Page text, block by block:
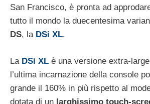
San Francisco, è pronta ad
tutto il mondo la duecentesima
DS, la DSi XL.
La DSi XL è una versione extra-
l’ultima incarnazione della console
grande il 160% in più rispetto al
dotata di un larghissimo touch-